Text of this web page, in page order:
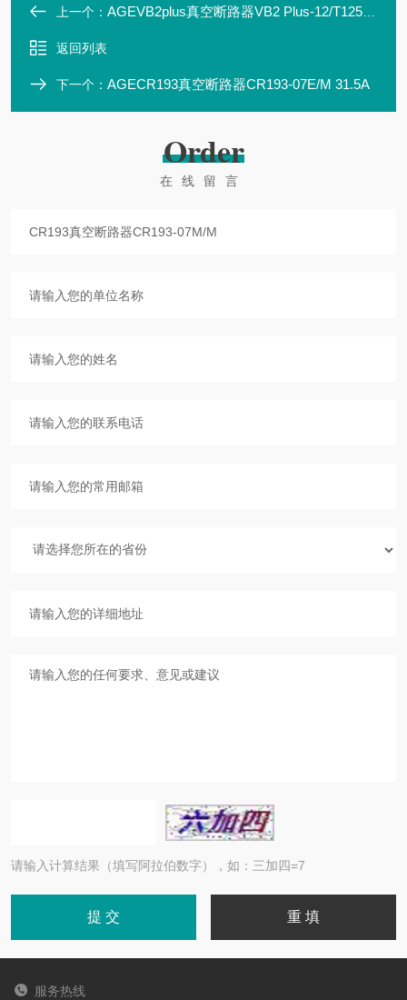
上一个： AGEVB2plus真空断路器VB2 Plus-12/T1250-25W
返回列表
下一个： AGECR193真空断路器CR193-07E/M 31.5A
Order
在线留言
请输入计算结果（填写阿拉伯数字），如：三加四=7
服务热线